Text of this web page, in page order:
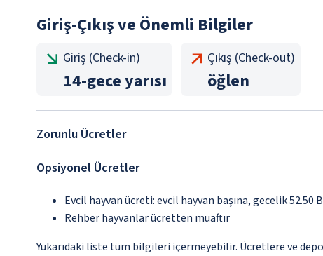
Giriş-Çıkış ve Önemli Bilgiler
Giriş (Check-in)
14-gece yarısı
Çıkış (Check-out)
öğlen
Zorunlu Ücretler
Opsiyonel Ücretler
Evcil hayvan ücreti: evcil hayvan başına, gecelik 52.50
Rehber hayvanlar ücretten muaftır
Yukarıdaki liste tüm bilgileri içermeyebilir. Ücretlere ve